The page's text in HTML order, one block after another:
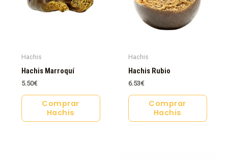
Hachis
Hachis Marroquí
5.50€
Comprar
Hachis
Hachis
Hachis Rubio
6.53€
Comprar
Hachis